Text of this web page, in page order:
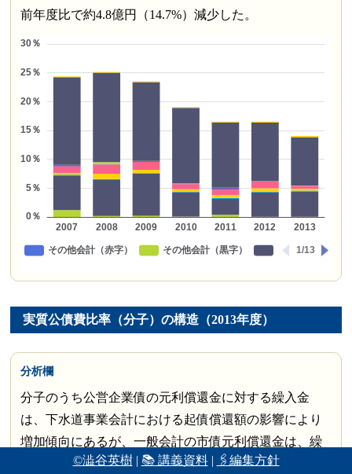
©澁谷英樹| 📚 講義資料| 🖇編集方針
前年度比で約4.8億円（14.7%）減少した。
実質公債費比率（分子）の構造（2013年度）
分析欄
分子のうち公営企業債の元利償還金に対する繰入金
は、下水道事業会計における起債償還額の影響により
増加傾向にあるが、一般会計の市債元利償還金は、繰
上償還等による計画的な削減の効果により減少してお